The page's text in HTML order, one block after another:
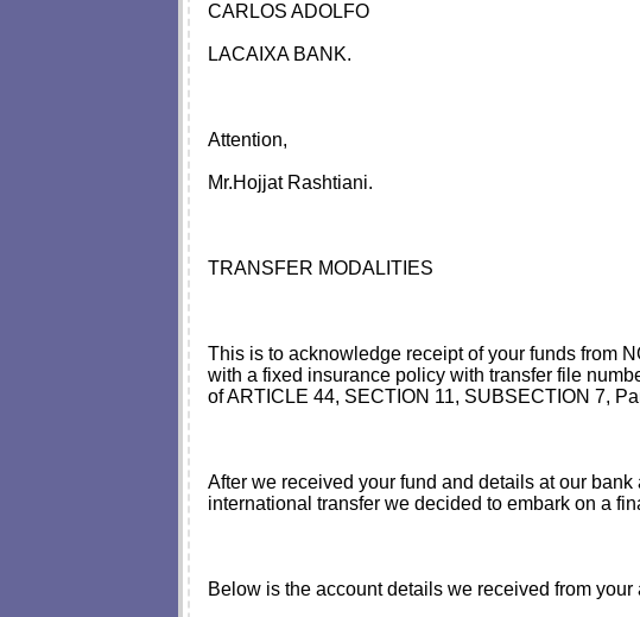
CARLOS ADOLFO
LACAIXA BANK.
Attention,
Mr.Hojjat Rashtiani.
TRANSFER MODALITIES
This is to acknowledge receipt of your funds from
with a fixed insurance policy with transfer file
of ARTICLE 44, SECTION 11, SUBSECTION 7,
After we received your fund and details at our
international transfer we decided to embark on a
Below is the account details we received from